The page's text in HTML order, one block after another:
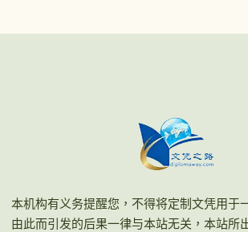
本机构有义务提醒您，不得将定制文凭用于
由此而引发的后果一律与本站无关，本站所